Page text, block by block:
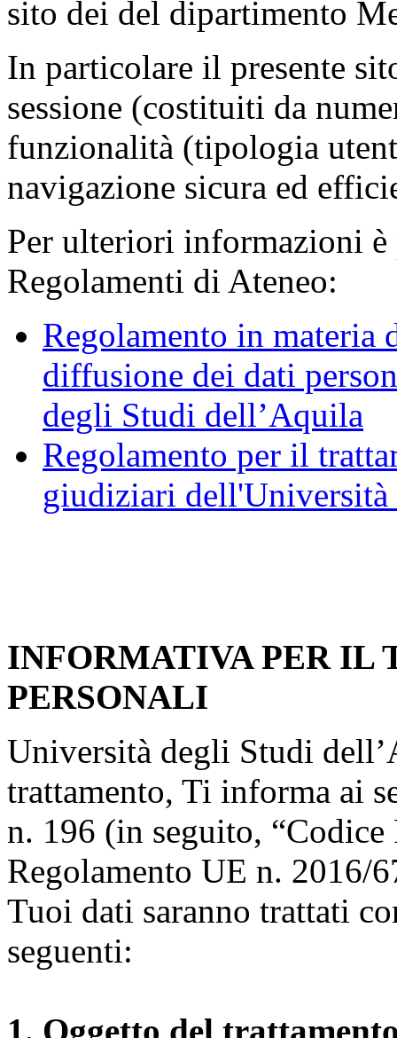
sito dei del dipartimento
In particolare il presente
sessione (costituiti da
funzionalità (tipologia
navigazione sicura ed
Per ulteriori informazioni è
Regolamenti di Ateneo:
Regolamento in materia
diffusione dei dati
degli Studi dell’Aquila
Regolamento per il
giudiziari
INFORMATIVA PER IL
PERSONALI
Università degli Studi
trattamento, Ti informa ai
n. 196 (in seguito, “Codice
Regolamento UE n. 2016/
Tuoi dati saranno trattati
seguenti:
1. Oggetto del